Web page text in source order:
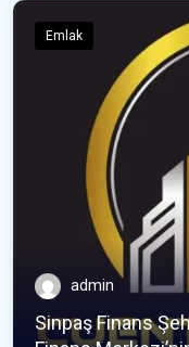
Emlak
admin
Sinpaş Finans